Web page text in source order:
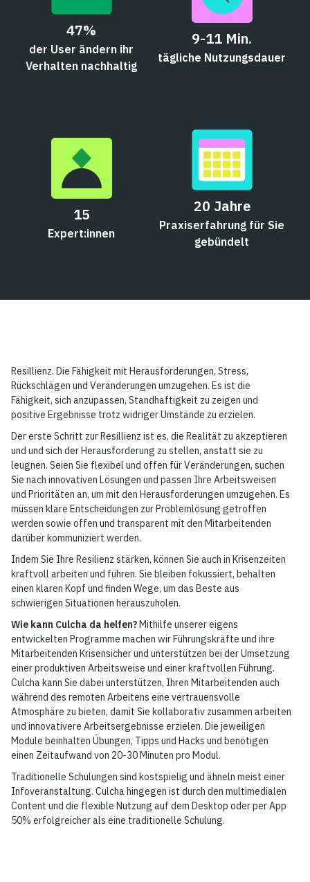
47%
der User ändern ihr
Verhalten nachhaltig
9-11 Min.
tägliche Nutzungsdauer
15
Expert:innen
20 Jahre
Praxiserfahrung für Sie
gebündelt
Resillienz. Die Fähigkeit mit Herausforderungen, Stress,
Rückschlägen und Veränderungen umzugehen. Es ist die
Fähigkeit, sich anzupassen, Standhaftigkeit zu zeigen und
positive Ergebnisse trotz widriger Umstände zu erzielen.
Der erste Schritt zur Resillienz ist es, die Realität zu akzeptieren
und und sich der Herausforderung zu stellen, anstatt sie zu
leugnen. Seien Sie flexibel und offen für Veränderungen, suchen
Sie nach innovativen Lösungen und passen Ihre Arbeitsweisen
und Prioritäten an, um mit den Herausforderungen umzugehen. Es
müssen klare Entscheidungen zur Problemlösung getroffen
werden sowie offen und transparent mit den Mitarbeitenden
darüber kommuniziert werden.
Indem Sie Ihre Resilienz stärken, können Sie auch in Krisenzeiten
kraftvoll arbeiten und führen. Sie bleiben fokussiert, behalten
einen klaren Kopf und finden Wege, um das Beste aus
schwierigen Situationen herauszuholen.
Wie kann Culcha da helfen?Mithilfe unserer eigens
entwickelten Programme machen wir Führungskräfte und ihre
Mitarbeitenden Krisensicher und unterstützen bei der Umsetzung
einer produktiven Arbeitsweise und einer kraftvollen Führung.
Culcha kann Sie dabei unterstützen, Ihren Mitarbeitenden auch
während des remoten Arbeitens eine vertrauensvolle
Atmosphäre zu bieten, damit Sie kollaborativ zusammen arbeiten
und innovativere Arbeitsergebnisse erzielen. Die jeweiligen
Module beinhalten Übungen, Tipps und Hacks und benötigen
einen Zeitaufwand von 20-30 Minuten pro Modul.
Traditionelle Schulungen sind kostspielig und ähneln meist einer
Infoveranstaltung. Culcha hingegen ist durch den multimedialen
Content und die flexible Nutzung auf dem Desktop oder per App
50% erfolgreicher als eine traditionelle Schulung.